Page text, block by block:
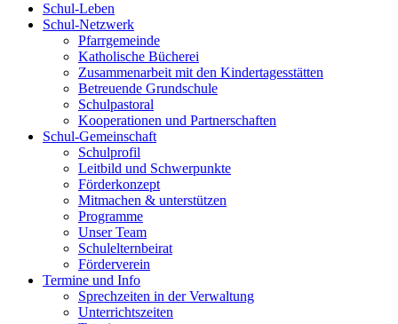
Schul-Leben
Schul-Netzwerk
Pfarrgemeinde
Katholische Bücherei
Zusammenarbeit mit den Kindertagesstätten
Betreuende Grundschule
Schulpastoral
Kooperationen und Partnerschaften
Schul-Gemeinschaft
Schulprofil
Leitbild und Schwerpunkte
Förderkonzept
Mitmachen & unterstützen
Programme
Unser Team
Schulelternbeirat
Förderverein
Termine und Info
Sprechzeiten in der Verwaltung
Unterrichtszeiten